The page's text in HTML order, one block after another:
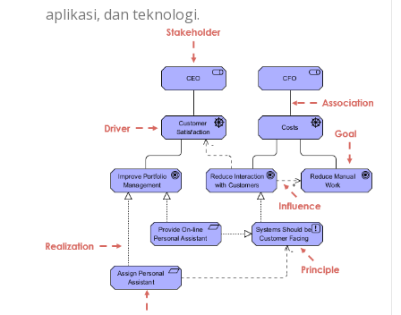
aplikasi, dan teknologi.